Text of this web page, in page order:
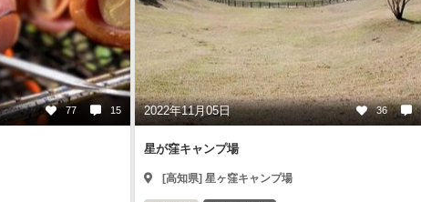
77 15 2022年11月05日 36
星が窪キャンプ場
[高知県] 星ヶ窪キャンプ場